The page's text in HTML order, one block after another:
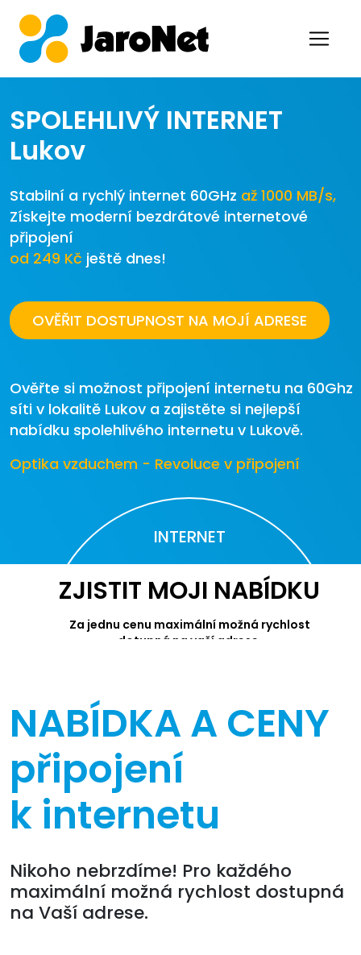
SPOLEHLIVÝ INTERNET
Lukov
Stabilní a rychlý internet 60GHz až 1000 MB/s,
Získejte moderní bezdrátové internetové
připojení
od 249 Kč ještě dnes!
OVĚŘIT DOSTUPNOST NA MOJÍ ADRESE
Ověřte si možnost připojení internetu na 60Ghz
síti v lokalitě Lukov a zajistěte si nejlepší
nabídku spolehlivého internetu v Lukově.
Optika vzduchem - Revoluce v připojení
INTERNET
ZJISTIT MOJI NABÍDKU
Za jednu cenu maximální možná rychlost
dotupná na vaší adrese.
NABÍDKA A CENY
připojení
k internetu
Nikoho nebrzdíme! Pro každého
maximální možná rychlost dostupná
na Vaší adrese.